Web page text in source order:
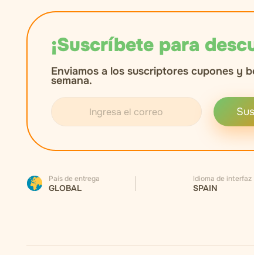
¡Suscríbete para
Enviamos a los suscriptores cupones y
semana.
País de entrega
GLOBAL
Idioma de interfaz
SPAIN